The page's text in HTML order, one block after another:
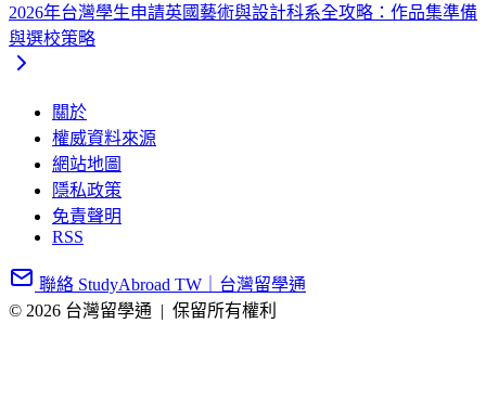
2026年台灣學生申請英國藝術與設計科系全攻略：作品集準備
與選校策略
關於
權威資料來源
網站地圖
隱私政策
免責聲明
RSS
聯絡 StudyAbroad TW｜台灣留學通
© 2026 台灣留學通 | 保留所有權利